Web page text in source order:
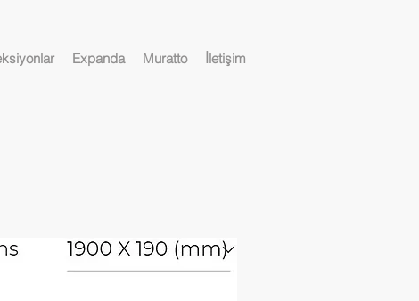
Expanda Muratto İletişim